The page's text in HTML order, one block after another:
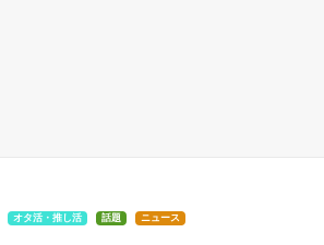
オタ活・推し活 話題 ニュース